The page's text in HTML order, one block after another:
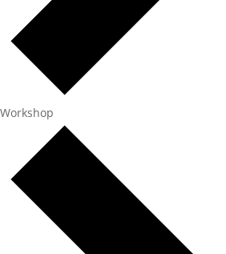
Workshop